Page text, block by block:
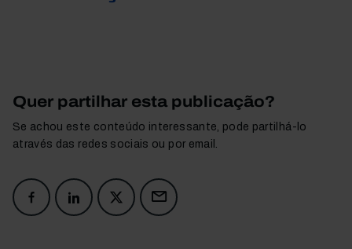
Quer partilhar esta publicação?
Se achou este conteúdo interessante, pode partilhá-lo
através das redes sociais ou por email.